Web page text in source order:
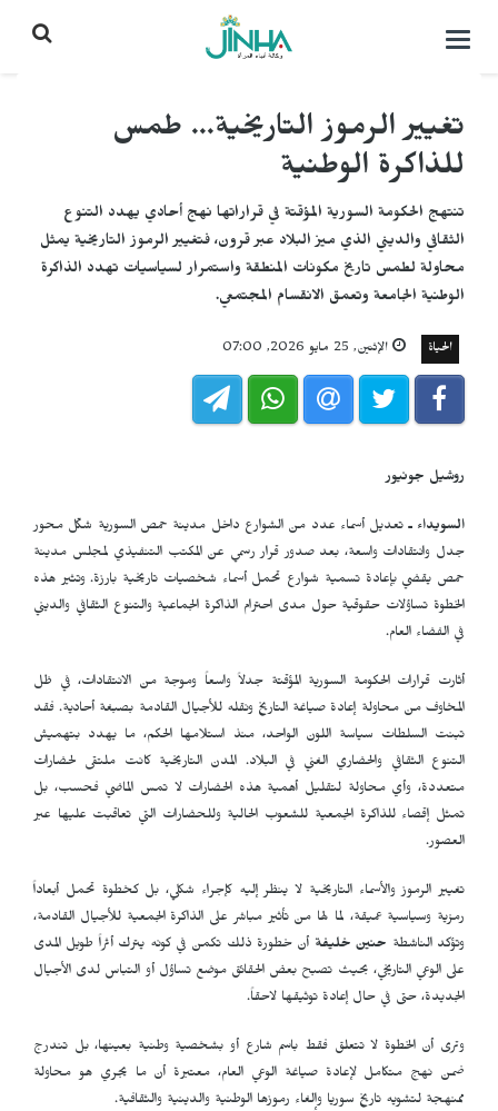
التحكم
تغيير الرموز التاريخية... طمس
للذاكرة الوطنية
تنتهج الحكومة السورية المؤقتة في قراراتها نهج أحادي يهدد التنوع
الثقافي والديني الذي ميز البلاد عبر قرون، فتغيير الرموز التاريخية يمثل
محاولة لطمس تاريخ مكونات المنطقة واستمرار لسياسيات تهدد الذاكرة
الوطنية الجامعة وتعمق الانقسام المجتمعي.
الحياة الإثنين, 25 مايو 2026, 07:00
روشيل جونيور
السويداء ـتعديل أسماء عدد من الشوارع داخل مدينة حمص السورية شكّل محور
جدل وانتقادات واسعة، بعد صدور قرار رسمي عن المكتب التنفيذي لمجلس مدينة
حمص يقضي بإعادة تسمية شوارع تحمل أسماء شخصيات تاريخية بارزة. وتثير هذه
الخطوة تساؤلات حقوقية حول مدى احترام الذاكرة الجماعية والتنوع الثقافي والديني
في الفضاء العام.
أثارت قرارات الحكومة السورية المؤقتة جدلاً واسعاً وموجة من الانتقادات، في ظل
المخاوف من محاولة إعادة صياغة التاريخ ونقله للأجيال القادمة بصبغة أحادية. فقد
تبنت السلطات سياسة اللون الواحد، منذ استلامها الحكم، ما يهدد بتهميش
التنوع الثقافي والحضاري الغني في البلاد. المدن التاريخية كانت ملتقى لحضارات
متعددة، وأي محاولة لتقليل أهمية هذه الحضارات لا تمس الماضي فحسب، بل
تمثل إقصاء للذاكرة الجمعية للشعوب الحالية وللحضارات التي تعاقبت عليها عبر
العصور.
تغيير الرموز والأسماء التاريخية لا ينظر إليه كإجراء شكلي، بل كخطوة تحمل أبعاداً
رمزية وسياسية عميقة، لما لها من تأثير مباشر على الذاكرة الجمعية للأجيال القادمة،
وتؤكد الناشطة حنين خليفة أن خطورة ذلك تكمن في كونه يترك أثراً طويل المدى
على الوعي التاريخي، بحيث تصبح بعض الحقائق موضع تساؤل أو التباس لدى الأجيال
الجديدة، حتى في حال إعادة توثيقها لاحقاً.
وترى أن الخطوة لا تتعلق فقط باسم شارع أو بشخصية وطنية بعينها، بل تندرج
ضمن نهج متكامل لإعادة صياغة الوعي العام، معتبرة أن ما يجري هو محاولة
ممنهجة لتشويه تاريخ سوريا وإلغاء رموزها الوطنية والدينية والثقافية.